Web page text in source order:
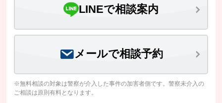
LINEで相談案内
メールで相談予約
※無料相談の対象は警察が介入した事件の加害者側です。警察未介入の
ご相談は原則有料となります。